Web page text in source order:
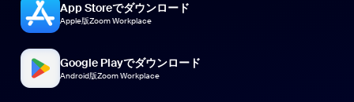
App Storeでダウンロード
Apple版Zoom Workplace
Google Playでダウンロード
Android版Zoom Workplace